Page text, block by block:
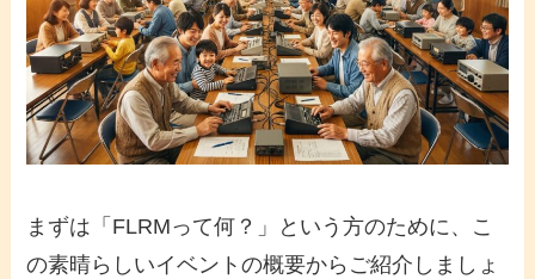
まずは「FLRMって何？」という方のために、こ
の素晴らしいイベントの概要からご紹介しましょ